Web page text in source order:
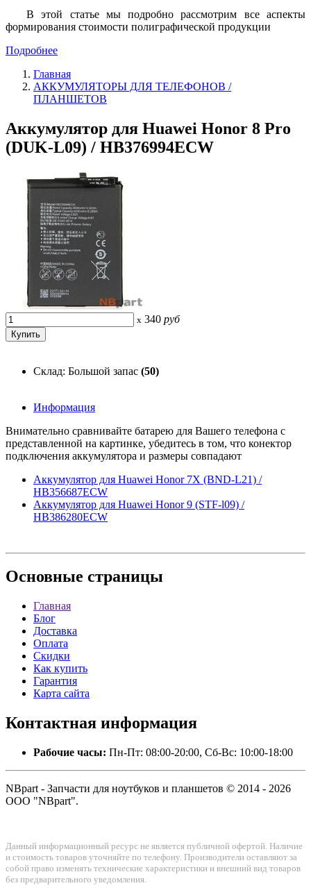
В этой статье мы подробно рассмотрим все аспекты
формирования стоимости полиграфической продукции
Подробнее
Главная
АККУМУЛЯТОРЫ ДЛЯ ТЕЛЕФОНОВ /
ПЛАНШЕТОВ
Аккумулятор для Huawei Honor 8 Pro
(DUK-L09) / HB376994ECW
x 340 руб
Склад: Большой запас (50)
Информация
Внимательно сравнивайте батарею для Вашего телефона с
представленной на картинке, убедитесь в том, что конектор
подключения аккумулятора и размеры совпадают
Аккумулятор для Huawei Honor 7X (BND-L21) /
HB356687ECW
Аккумулятор для Huawei Honor 9 (STF-l09) /
HB386280ECW
Основные страницы
Главная
Блог
Доставка
Оплата
Скидки
Как купить
Гарантия
Карта сайта
Контактная информация
Рабочие часы: Пн-Пт: 08:00-20:00, Сб-Вс: 10:00-18:00
NBpart - Запчасти для ноутбуков и планшетов © 2014 - 2026
ООО "NBpart".
Данный информационный ресурс не является публичной офертой. Наличие
и стоимость товаров уточняйте по телефону. Производители оставляют за
собой право изменять технические характеристики и внешний вид товаров
без предварительного уведомления.